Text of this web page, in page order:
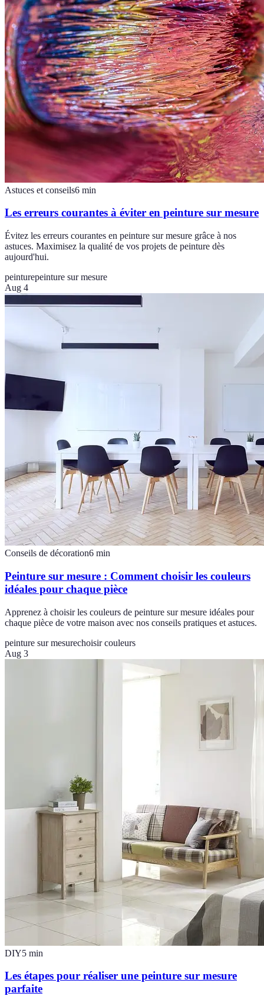
Astuces et conseils6 min
Les erreurs courantes à éviter en peinture sur mesure
Évitez les erreurs courantes en peinture sur mesure grâce à nos
astuces. Maximisez la qualité de vos projets de peinture dès
aujourd'hui.
peinturepeinture sur mesure
Aug 4
Conseils de décoration6 min
Peinture sur mesure : Comment choisir les couleurs
idéales pour chaque pièce
Apprenez à choisir les couleurs de peinture sur mesure idéales pour
chaque pièce de votre maison avec nos conseils pratiques et astuces.
peinture sur mesurechoisir couleurs
Aug 3
DIY5 min
Les étapes pour réaliser une peinture sur mesure
parfaite